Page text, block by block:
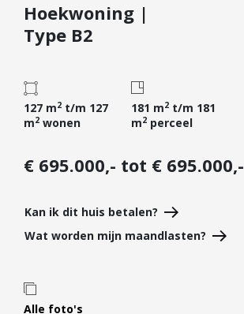
Kopen
Verkopen
Verhuren
Taxeren
Nieuwbouw
Particulieren
Hypotheekadvies
Hypotheek oversluiten
Hoekwoning |
Type B2
127 m2 t/m 127
m2 wonen
181 m2t/m 181
m2perceel
€ 695.000,- tot € 695.000,-
Kan ik dit huis betalen?
Wat worden mijn maandlasten?
Alle foto's